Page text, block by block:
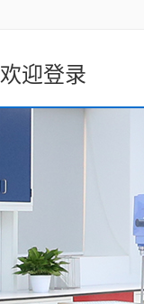
欢迎登录